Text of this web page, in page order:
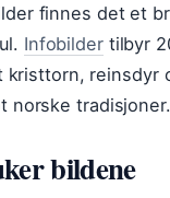
finnes det et
Infobildertilbyr
reinsdyr
norske tradisjoner.
bildene